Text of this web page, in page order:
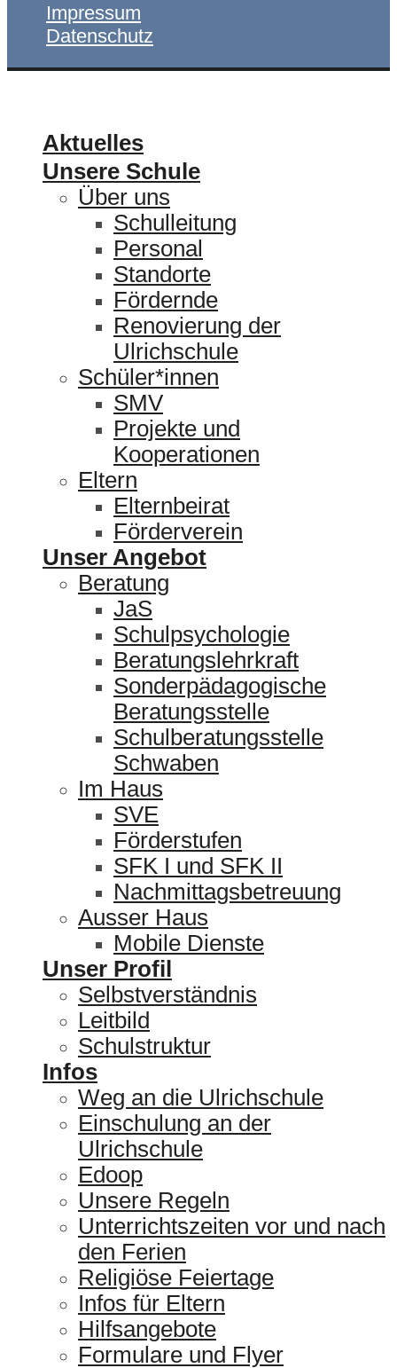
Impressum
Datenschutz
Aktuelles
Unsere Schule
Über uns
Schulleitung
Personal
Standorte
Fördernde
Renovierung der
Ulrichschule
Schüler*innen
SMV
Projekte und
Kooperationen
Eltern
Elternbeirat
Förderverein
Unser Angebot
Beratung
JaS
Schulpsychologie
Beratungslehrkraft
Sonderpädagogische
Beratungsstelle
Schulberatungsstelle
Schwaben
Im Haus
SVE
Förderstufen
SFK I und SFK II
Nachmittagsbetreuung
Ausser Haus
Mobile Dienste
Unser Profil
Selbstverständnis
Leitbild
Schulstruktur
Infos
Weg an die Ulrichschule
Einschulung an der
Ulrichschule
Edoop
Unsere Regeln
Unterrichtszeiten vor und nach
den Ferien
Religiöse Feiertage
Infos für Eltern
Hilfsangebote
Formulare und Flyer